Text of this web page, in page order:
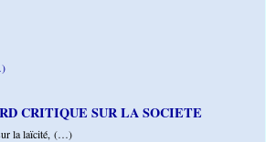
CRITIQUE SUR LA SOCIETE
la laïcité, (…)